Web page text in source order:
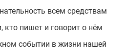
всем средствам
пишет и говорит о нём
событии в жизни нашей